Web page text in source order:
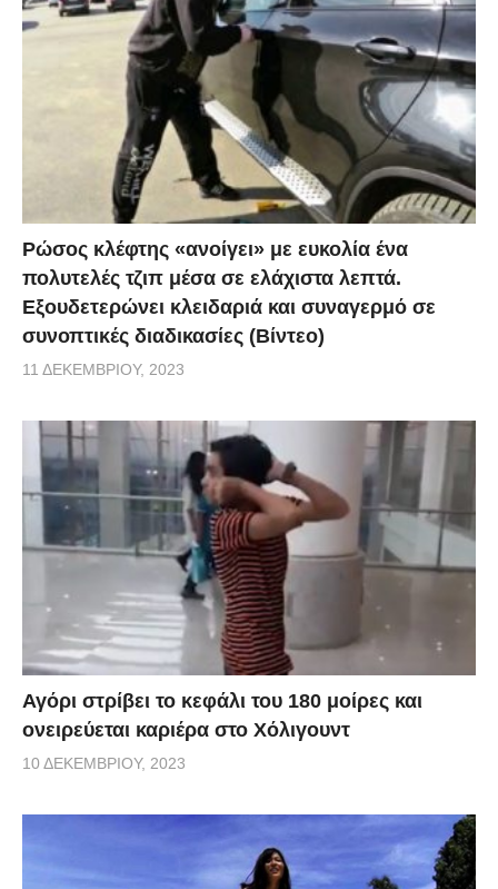
Ρώσος κλέφτης «ανοίγει» με ευκολία ένα
πολυτελές τζιπ μέσα σε ελάχιστα λεπτά.
Εξουδετερώνει κλειδαριά και συναγερμό σε
συνοπτικές διαδικασίες (Βίντεο)
11 ΔΕΚΕΜΒΡΊΟΥ, 2023
Αγόρι στρίβει το κεφάλι του 180 μοίρες και
ονειρεύεται καριέρα στο Χόλιγουντ
10 ΔΕΚΕΜΒΡΊΟΥ, 2023